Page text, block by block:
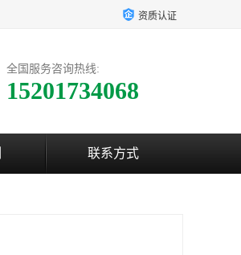
资质认证
全国服务咨询热线:
15201734068
联系方式